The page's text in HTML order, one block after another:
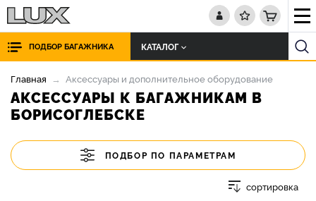
ПОДБОР БАГАЖНИКА КАТАЛОГ
Главная Аксессуары и дополнительное оборудование
АКСЕССУАРЫ К БАГАЖНИКАМ В
БОРИСОГЛЕБСКЕ
ПОДБОР ПО ПАРАМЕТРАМ
сортировка